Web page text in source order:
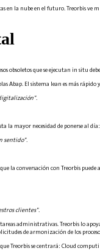
en la nube en el futuro. Treorbis
obsoletos que se ejecutan in situ
Abap. El sistema lean es más rápido
la mayor necesidad de ponerse al día:
sentido".
la conversación con Treorbis puede
clientes".
administrativas. Treorbis lo
de armonización de los
Treorbis se centrará: Cloud